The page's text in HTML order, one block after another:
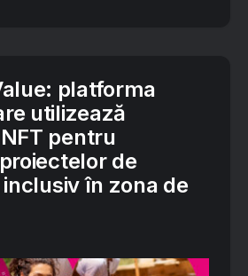
platforma
utilizează
pentru
de
în zona de